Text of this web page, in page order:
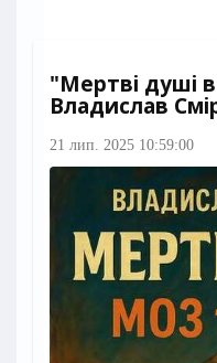
"Мертві душі
Владислав
21 лип. 2025 10:59:00